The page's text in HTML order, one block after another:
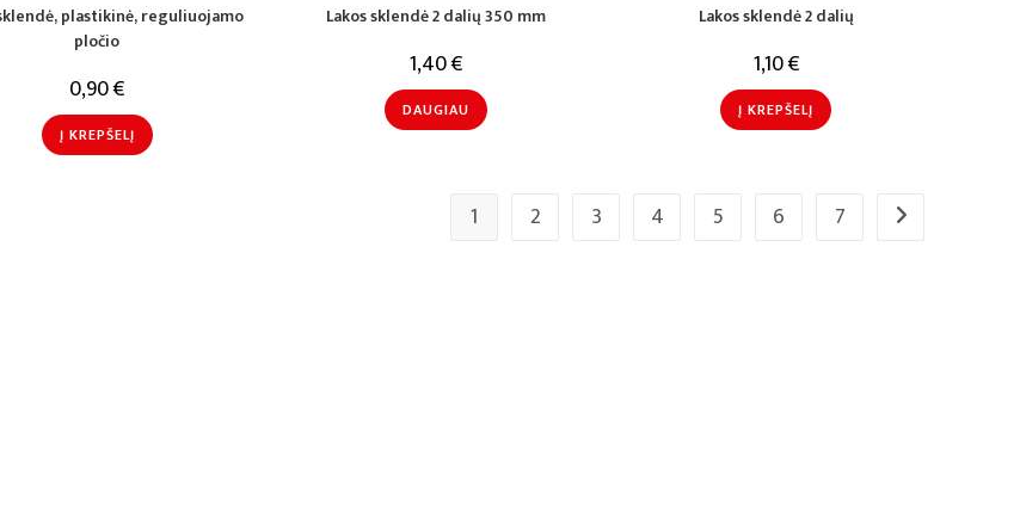
plastikinė, reguliuojamo
pločio
0,90€
Į KREPŠELĮ
Lakos sklendė 2 dalių 350 mm
1,40€
DAUGIAU
Lakos sklendė 2 dalių
1,10€
Į KREPŠELĮ
1 2 3 4 5 6 7